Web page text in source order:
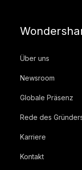
Über uns
Newsroom
Globale Präsenz
Rede des
Karriere
Kontakt